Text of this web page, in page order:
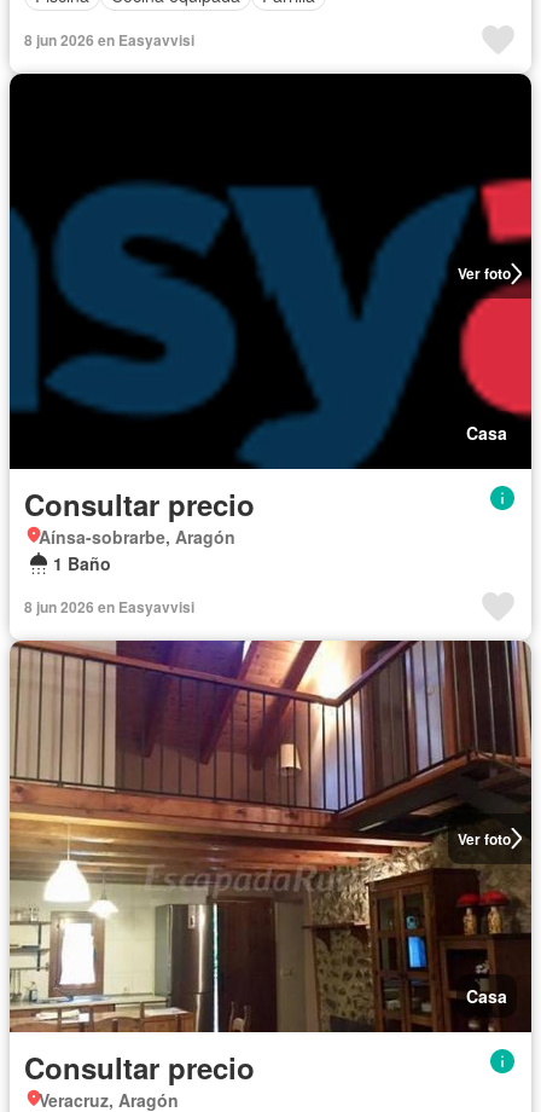
8 jun 2026 en Easyavvisi
Ver foto
Casa
Consultar precio
Aínsa-sobrarbe, Aragón
1 Baño
8 jun 2026 en Easyavvisi
Ver foto
Casa
Consultar precio
Veracruz, Aragón